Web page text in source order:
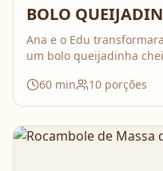
BOLO
Ana e o Edu
um bolo queijadinha
que surpreende no
enquanto assa. Aperte o play, acompanhe o passo a
impossível de resistir 💛
60 min 10 porções